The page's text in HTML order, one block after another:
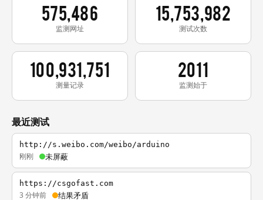
575,486
监测网址
15,753,982
测试次数
100,931,751
测量记录
2011
监测始于
最近测试
http://s.weibo.com/weibo/arduino
刚刚 未屏蔽
https://csgofast.com
3 分钟前 结果矛盾